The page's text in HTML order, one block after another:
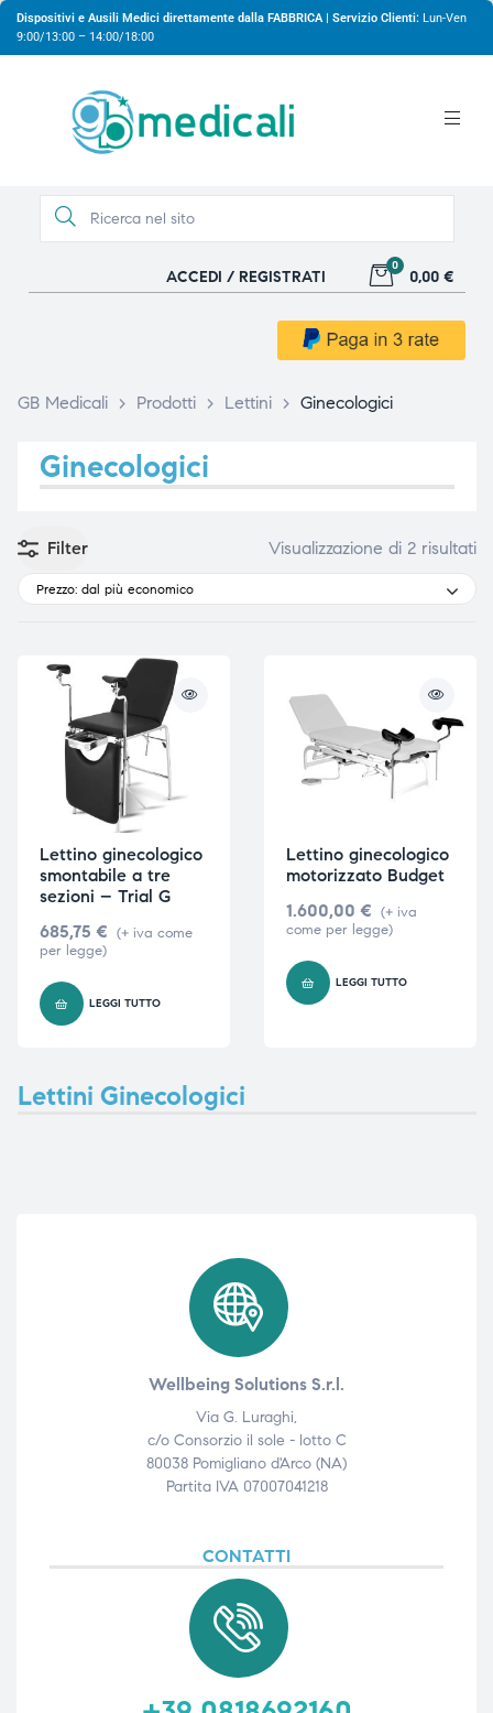
Dispositivi e Ausili Medici direttamente dalla FABBRICA | Servizio Clienti: Lun-Ven
9:00/13:00 – 14:00/18:00
ACCEDI / REGISTRATI
0
0,00 €
GB Medicali > Prodotti > Lettini > Ginecologici
Ginecologici
Filter Visualizzazione di 2 risultati
Prezzo: dal più economico
Lettino ginecologico
smontabile a tre
sezioni – Trial G
685,75 € (+ iva come
per legge)
LEGGI TUTTO
Lettino ginecologico
motorizzato Budget
1.600,00 € (+ iva
come per legge)
LEGGI TUTTO
Lettini Ginecologici
Wellbeing Solutions S.r.l.
Via G. Luraghi,
c/o Consorzio il sole - lotto C
80038 Pomigliano d'Arco (NA)
Partita IVA 07007041218
CONTATTI